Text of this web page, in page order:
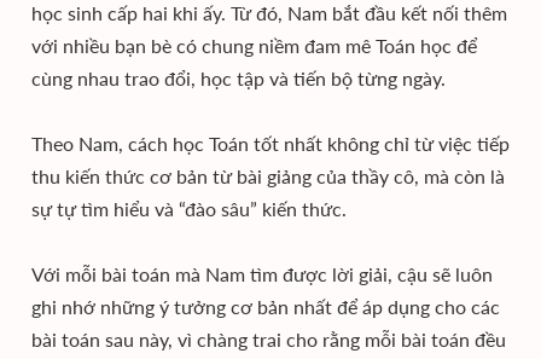
học sinh cấp hai khi ấy. Từ đó, Nam bắt đầu kết nối thêm
với nhiều bạn bè có chung niềm đam mê Toán học để
cùng nhau trao đổi, học tập và tiến bộ từng ngày.
Theo Nam, cách học Toán tốt nhất không chỉ từ việc tiếp
thu kiến thức cơ bản từ bài giảng của thầy cô, mà còn là
sự tự tìm hiểu và “đào sâu” kiến thức.
Với mỗi bài toán mà Nam tìm được lời giải, cậu sẽ luôn
ghi nhớ những ý tưởng cơ bản nhất để áp dụng cho các
bài toán sau này, vì chàng trai cho rằng mỗi bài toán đều